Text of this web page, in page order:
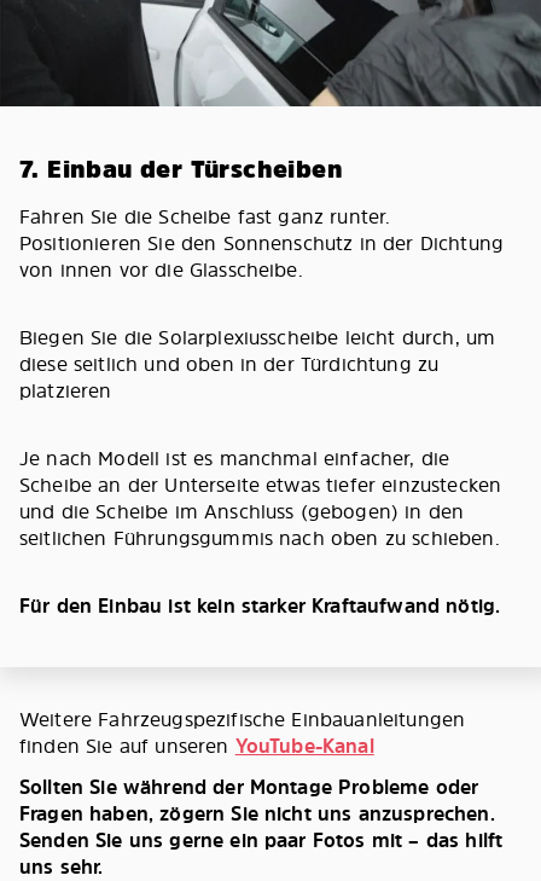
7. Einbau der Türscheiben
Fahren Sie die Scheibe fast ganz runter.
Positionieren Sie den Sonnenschutz in der Dichtung
von innen vor die Glasscheibe.
Biegen Sie die Solarplexiusscheibe leicht durch, um
diese seitlich und oben in der Türdichtung zu
platzieren
Je nach Modell ist es manchmal einfacher, die
Scheibe an der Unterseite etwas tiefer einzustecken
und die Scheibe im Anschluss (gebogen) in den
seitlichen Führungsgummis nach oben zu schieben.
Für den Einbau ist kein starker Kraftaufwand nötig.
Weitere Fahrzeugspezifische Einbauanleitungen
finden Sie auf unseren YouTube-Kanal
Sollten Sie während der Montage Probleme oder
Fragen haben, zögern Sie nicht uns anzusprechen.
Senden Sie uns gerne ein paar Fotos mit – das hilft
uns sehr.